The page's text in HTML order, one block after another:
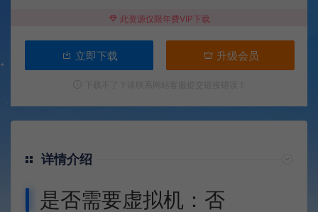
此资源仅限年费VIP下载
立即下载 升级会员
详情介绍
是否需要虚拟机：否